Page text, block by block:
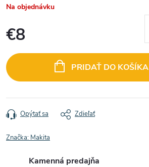
Na objednávku
€8
cena:
PRIDAŤ DO KOŠÍKA
Opýtať sa Zdieľať
Značka: Makita
Kamenná predajňa